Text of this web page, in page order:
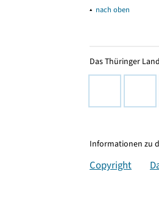
▴ nach oben
Das Thüringer
Informationen zu
Copyright